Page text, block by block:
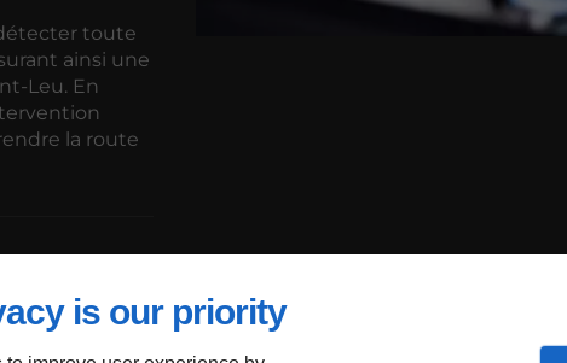
is our priority
toute
ainsi une
Leu. En
la route